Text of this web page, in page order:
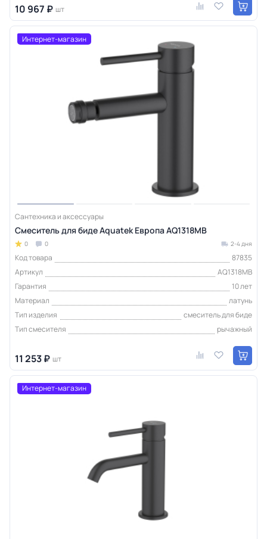
10 967 ₽ шт
Интернет-магазин
Сантехника и аксессуары
Смеситель для биде Aquatek Европа AQ1318MB
0 0 2-4 дня
Код товара
87835
Артикул
AQ1318MB
Гарантия
10 лет
Материал
латунь
Тип изделия
смеситель для биде
Тип смесителя
рычажный
11 253 ₽ шт
Интернет-магазин